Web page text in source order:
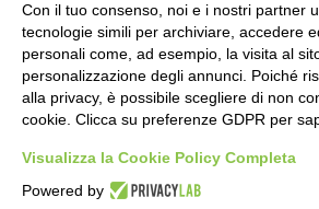
Calcola
Scorporo IVA
Con il tuo consenso, noi e i nostri partner
tecnologie simili per archiviare, accedere
personali come, ad esempio, la visita al
personalizzazione degli annunci. Poiché
alla privacy, è possibile scegliere di non
cookie. Clicca su preferenze GDPR per
Visualizza la Cookie Policy Completa
Powered by